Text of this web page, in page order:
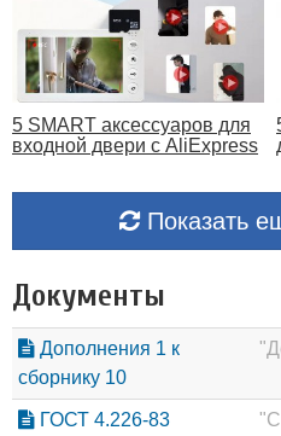
5 SMART аксессуаров для
входной двери с AliExpress
Показать
Документы
Дополнения 1 к
сборнику 10
ГОСТ 4.226-83